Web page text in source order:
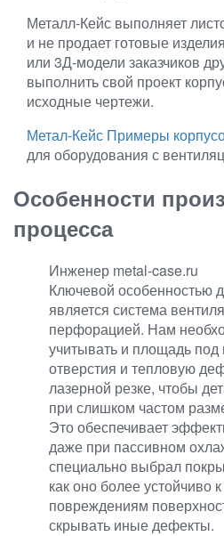
Металл-Кейс выполняет
и не продает готовые
или 3Д-модели заказчиков
выполнить свой проект
исходные чертежи.
Метал-Кейс Примеры
для оборудования с
Особенности
процесса
Инженер metal-case.ru
Ключевой особенностью
является система
перфорацией. Нам
учитывать и площадь
отверстия и тепловую
лазерной резке, чтобы
при слишком частом
Это обеспечивает
даже при пассивном
специально выбрал
как оно более устойчиво
повреждениям
скрывать иные дефекты.